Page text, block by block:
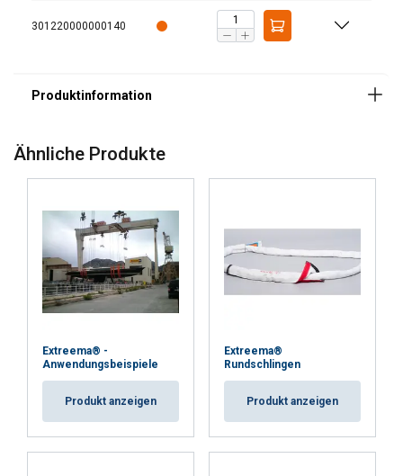
301220000000140
Ähnliche Produkte
Extreema® -
Anwendungsbeispiele
Produkt anzeigen
Extreema®
Rundschlingen
Produkt anzeigen